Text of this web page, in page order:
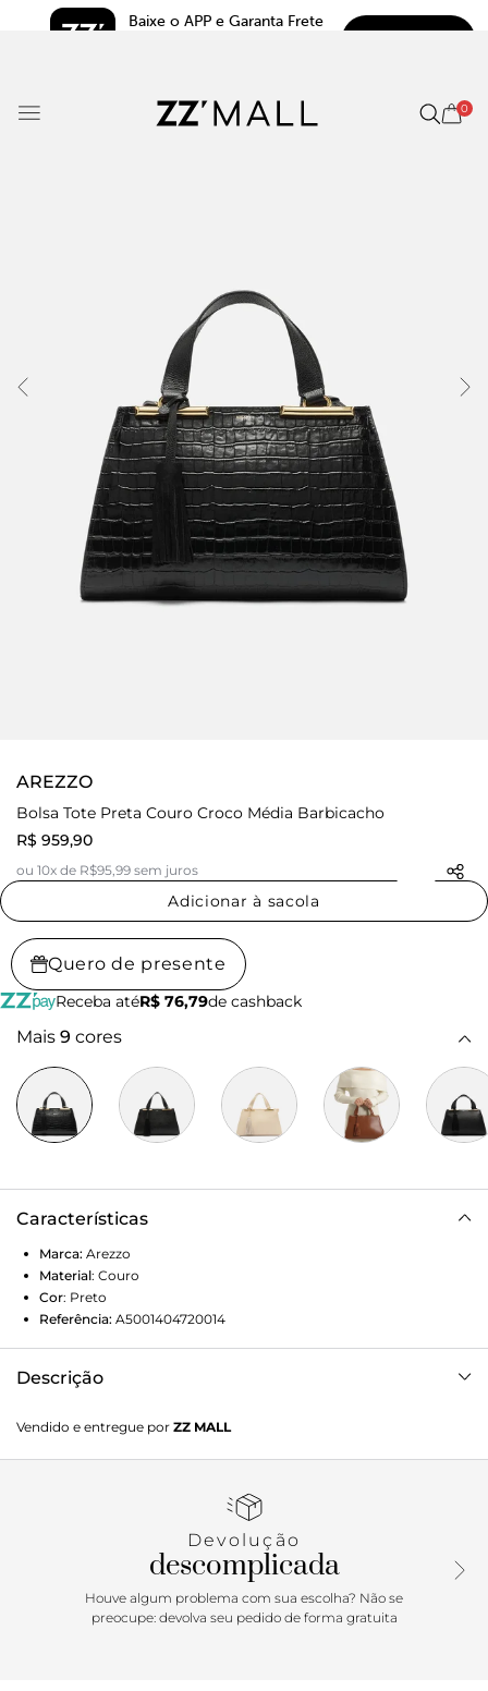
Baixe o APP e Garanta Frete
0
AREZZO
Bolsa Tote Preta Couro Croco Média Barbicacho
R$ 959,90
ou 10x de R$95,99 sem juros
Adicionar à sacola
Quero de presente
Receba atéR$ 76,79de cashback
Mais 9 cores
Características
Marca: Arezzo
Material: Couro
Cor: Preto
Referência: A5001404720014
Descrição
Vendido e entregue por ZZ MALL
Devolução
descomplicada
Houve algum problema com sua escolha? Não se
preocupe: devolva seu pedido de forma gratuita